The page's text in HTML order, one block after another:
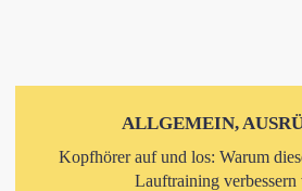
ALLGEMEIN,
Kopfhörer auf und los: Warum
Lauftraining verbessern